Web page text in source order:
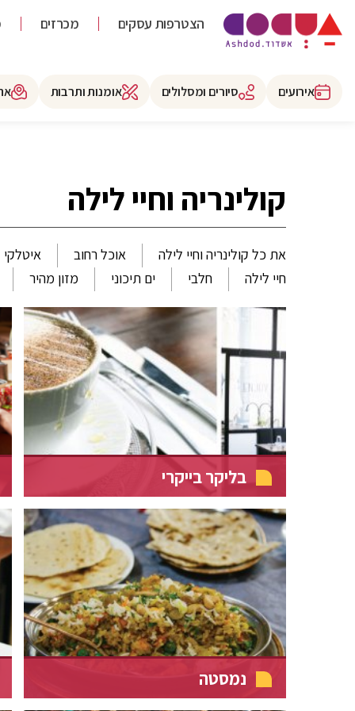
הצטרפות עסקים מכרזים
אירועים סיורים ומסלולים אומנות ותרבות
קולינריה וחיי לילה
את כל קולינריה וחיי לילה אוכל רחוב
איטלקי
חיי לילה
חלבי ים תיכוני מזון מהיר
בליקר בייקרי
נמסטה